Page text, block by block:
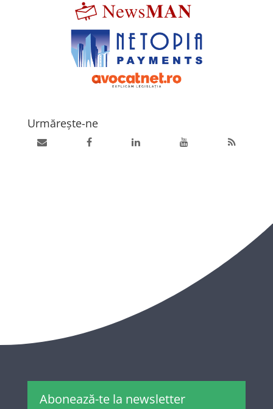
Urmărește-ne
Abonează-te la newsletter